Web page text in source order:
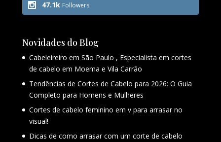
47.1k Followers
Novidades do Blog
Cabeleireiro em São Paulo , Especialista em cortes
de cabelo em Moema e Vila Carrão
Tendências de Cortes de Cabelo para 2026: O Guia
Completo para Homens e Mulheres
Cortes de cabelo feminino em v para arrasar no
visual!
Dicas de como arrasar com um corte de cabelo